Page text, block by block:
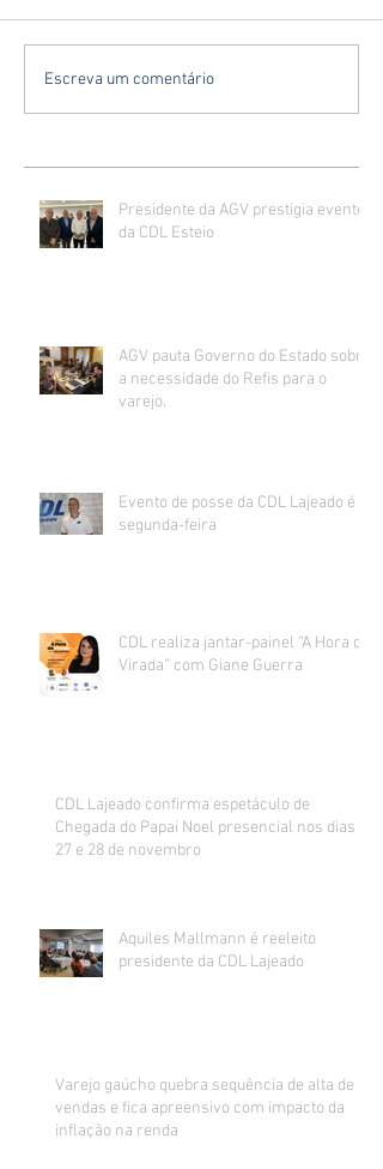
Escreva um comentário
Presidente da AGV prestigia evento
da CDL Esteio
AGV pauta Governo do Estado sobre
a necessidade do Refis para o
varejo.
Evento de posse da CDL Lajeado é
segunda-feira
CDL realiza jantar-painel “A Hora da
Virada” com Giane Guerra
CDL Lajeado confirma espetáculo de
Chegada do Papai Noel presencial nos dias
27 e 28 de novembro
Aquiles Mallmann é reeleito
presidente da CDL Lajeado
Varejo gaúcho quebra sequência de alta de
vendas e fica apreensivo com impacto da
inflação na renda